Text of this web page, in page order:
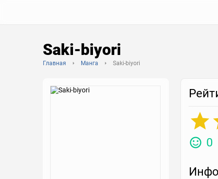
Saki-biyori
Главная Манга Saki-biyori
0